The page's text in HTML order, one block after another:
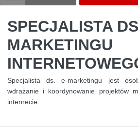
SPECJALISTA
MARKETINGU
Specjalista ds. e-marketingu jest
wdrażanie i koordynowanie projektów
internecie.